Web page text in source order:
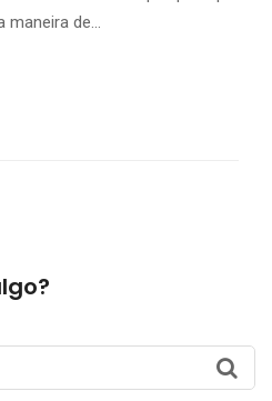
maneira de…